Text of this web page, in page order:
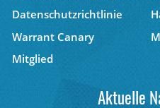
Datenschutzrichtlinie
Warrant Canary
Mitglied
Aktuelle